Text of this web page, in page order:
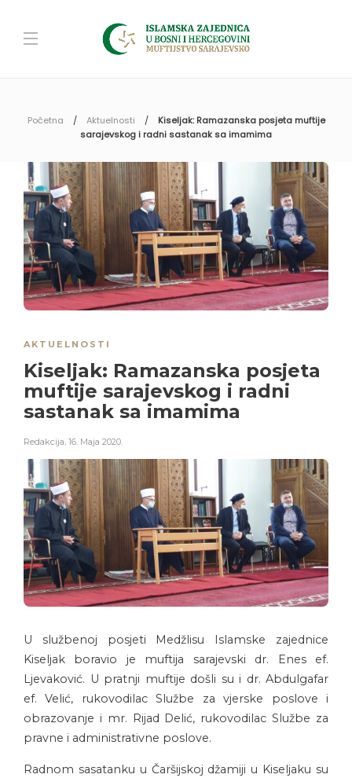
Početna Aktuelnosti
Kiseljak: Ramazanska posjeta muftije
sarajevskog i radni sastanak sa imamima
AKTUELNOSTI
Kiseljak: Ramazanska posjeta
muftije sarajevskog i radni
sastanak sa imamima
Redakcija 16. Maja 2020.
U službenoj posjeti Medžlisu Islamske zajednice
Kiseljak boravio je muftija sarajevski dr. Enes ef.
Ljevaković. U pratnji muftije došli su i dr. Abdulgafar
ef. Velić, rukovodilac Službe za vjerske poslove i
obrazovanje i mr. Rijad Delić, rukovodilac Službe za
pravne i administrativne poslove.
Radnom sasatanku u Čaršijskoj džamiji u Kiseljaku su